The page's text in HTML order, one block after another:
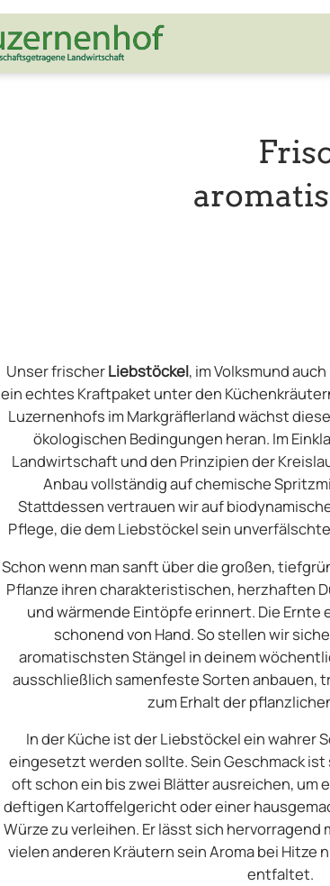
Unser frischerLiebstöckel, im Volksmund
ein echtes Kraftpaket unter den
Luzernenhofs im Markgräflerland wächst
ökologischen Bedingungen heran. Im
Landwirtschaft und den Prinzipien der
Anbau vollständig auf chemische
Stattdessen vertrauen wir auf
Pflege, die dem Liebstöckel sein
Schon wenn man sanft über die großen,
Pflanze ihren charakteristischen, herzhaften
und wärmende Eintöpfe erinnert. Die
schonend von Hand. So stellen wir
aromatischsten Stängel in deinem
ausschließlich samenfeste Sorten anbauen,
zum Erhalt der
In der Küche ist der Liebstöckel ein wahrer
eingesetzt werden sollte. Sein Geschmack
oft schon ein bis zwei Blätter ausreichen, um
deftigen Kartoffelgericht oder einer
Würze zu verleihen. Er lässt sich hervorragend
vielen anderen Kräutern sein Aroma bei
entfaltet.